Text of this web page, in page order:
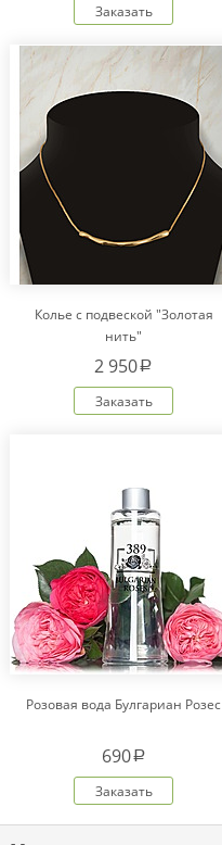
Заказать
Колье с подвеской "Золотая
нить"
2 950a
Заказать
Розовая вода Булгариан Розес
690a
Заказать